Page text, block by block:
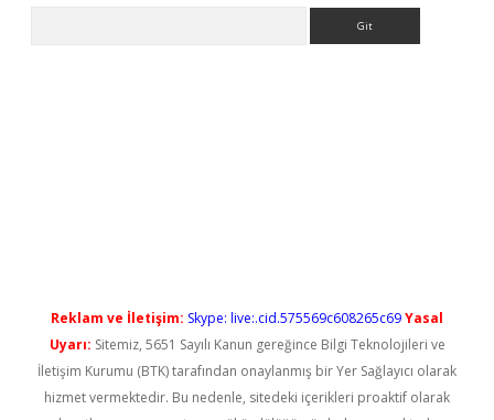
Reklam ve İletişim: Skype: live:.cid.575569c608265c69Yasal
Uyarı: Sitemiz, 5651 Sayılı Kanun gereğince Bilgi Teknolojileri ve
İletişim Kurumu (BTK) tarafından onaylanmış bir Yer Sağlayıcı olarak
hizmet vermektedir. Bu nedenle, sitedeki içerikleri proaktif olarak